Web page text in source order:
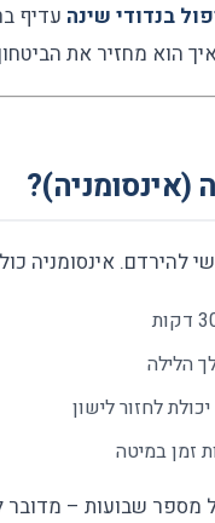
בנדודי שינה עדיף
הוא מחזיר את
(אינסומניה)?
להירדם. אינסומניה
הלילה
לחזור לישון
זמן במיטה
שבועות – מדובר